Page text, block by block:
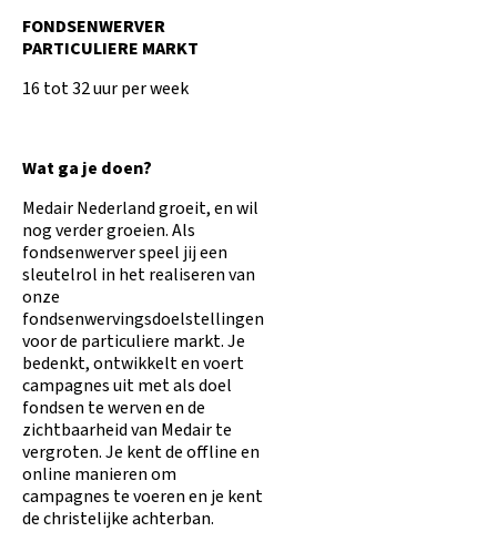
FONDSENWERVER
PARTICULIERE MARKT
16 tot 32 uur per week
Wat ga je doen?
Medair Nederland groeit, en wil
nog verder groeien. Als
fondsenwerver speel jij een
sleutelrol in het realiseren van
onze
fondsenwervingsdoelstellingen
voor de particuliere markt. Je
bedenkt, ontwikkelt en voert
campagnes uit met als doel
fondsen te werven en de
zichtbaarheid van Medair te
vergroten. Je kent de offline en
online manieren om
campagnes te voeren en je kent
de christelijke achterban.